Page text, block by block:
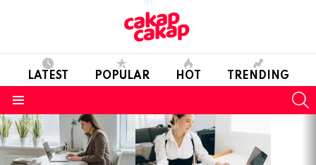
LATEST POPULAR HOT TRENDING
LATEST
STORIES